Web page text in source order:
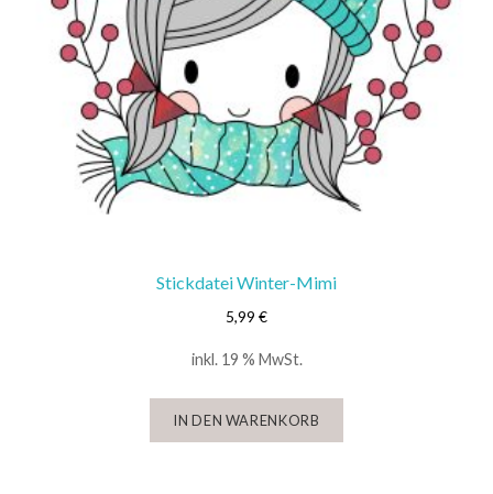
Stickdatei Winter-Mimi
5,99 €
inkl. 19 % MwSt.
IN DEN WARENKORB